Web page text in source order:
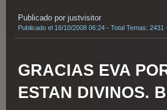
Publicado por justvisitor
Publicado el 16/10/2008 06:24 - Total Temas:
GRACIAS EVA
ESTAN DIVINOS.